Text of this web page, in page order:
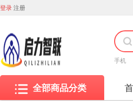
登录注册
手机
全部商品分类